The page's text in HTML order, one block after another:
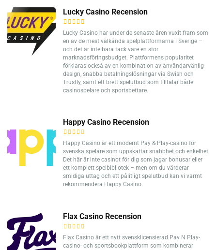
Lucky Casino Recension
Lucky Casino har under de senaste åren vuxit fram som
en av de mest välkända spelplattformarna i Sverige –
och det är inte bara tack vare en stor
marknadsföringsbudget. Plattformens popularitet
förklaras också av en kombination av användarvänlig
design, snabba betalningslösningar via Swish och
Trustly, samt ett brett spelutbud som tilltalar både
casinospelare och sportsbettare.
Happy Casino Recension
Happy Casino är ett modernt Pay & Play-casino för
svenska spelare som uppskattar snabbhet och enkelhet.
Det här är inte casinot för dig som jagar bonusar eller
ett komplett spelbibliotek – men om du värderar
smidiga uttag och ett pålitligt spelutbud kan vi varmt
rekommendera Happy Casino.
Flax Casino Recension
Flax Casino är ett nytt svensklicensierad Pay N Play-
casino- och sportsbookplattform som kombinerar